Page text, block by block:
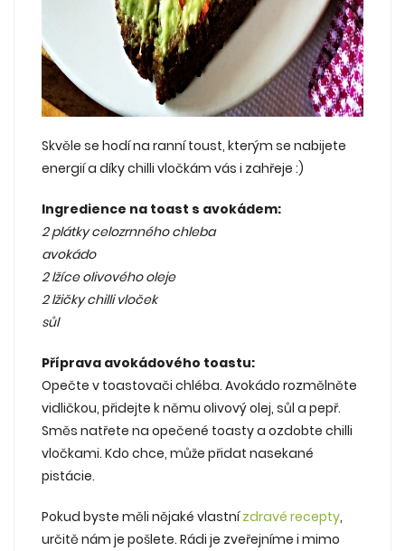
Skvěle se hodí na ranní toust, kterým se nabijete
energií a díky chilli vločkám vás i zahřeje :)
Ingredience na toast s avokádem:
2 plátky celozrnného chleba
avokádo
2 lžíce olivového oleje
2 lžičky chilli vloček
sůl
Příprava avokádového toastu:
Opečte v toastovači chléba. Avokádo rozmělněte
vidličkou, přidejte k němu olivový olej, sůl a pepř.
Směs natřete na opečené toasty a ozdobte chilli
vločkami. Kdo chce, může přidat nasekané
pistácie.
Pokud byste měli nějaké vlastnízdravé recepty,
určitě nám je pošlete. Rádi je zveřejníme i mimo